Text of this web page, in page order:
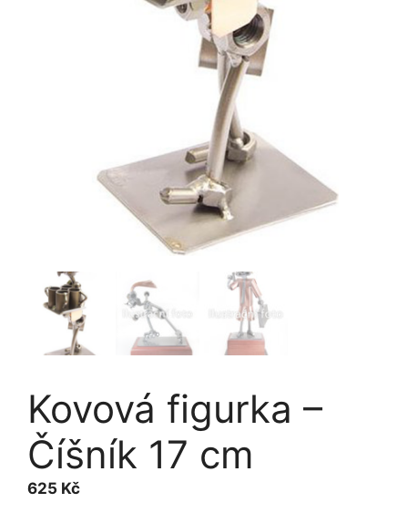
Kovová figurka –
Číšník 17 cm
625 Kč